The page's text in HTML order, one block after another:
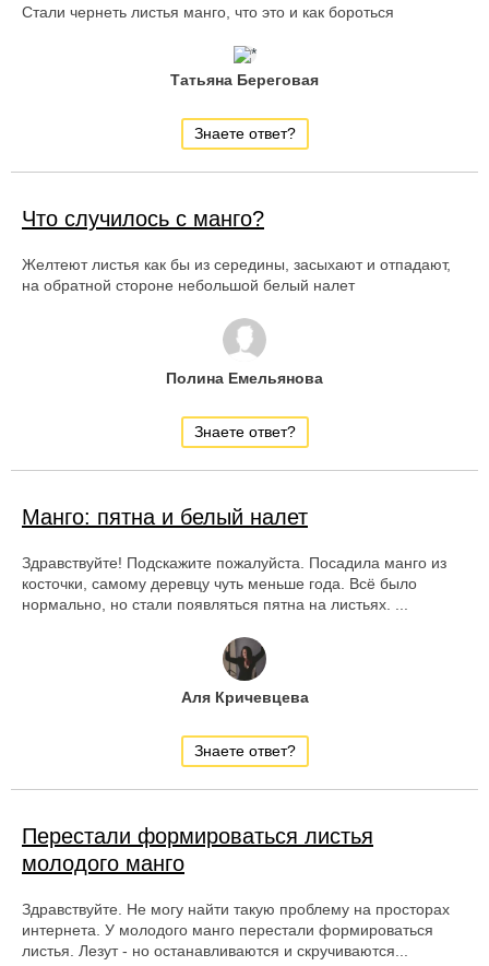
Стали чернеть листья манго, что это и как бороться
Татьяна Береговая
Знаете ответ?
Что случилось с манго?
Желтеют листья как бы из середины, засыхают и отпадают,
на обратной стороне небольшой белый налет
Полина Емельянова
Знаете ответ?
Манго: пятна и белый налет
Здравствуйте! Подскажите пожалуйста. Посадила манго из
косточки, самому деревцу чуть меньше года. Всё было
нормально, но стали появляться пятна на листьях. ...
Аля Кричевцева
Знаете ответ?
Перестали формироваться листья
молодого манго
Здравствуйте. Не могу найти такую проблему на просторах
интернета. У молодого манго перестали формироваться
листья. Лезут - но останавливаются и скручиваются...